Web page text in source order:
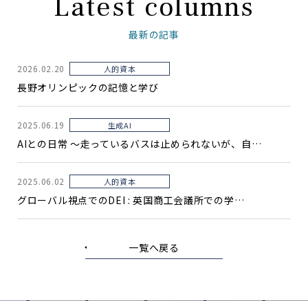
Latest columns
最新の記事
2026.02.20 人的資本
長野オリンピックの記憶と学び
2025.06.19 生成AI
AIとの日常 〜走っているバスは止められないが、自…
2025.06.02 人的資本
グローバル視点でのDEI : 英国商工会議所での学…
一覧へ戻る